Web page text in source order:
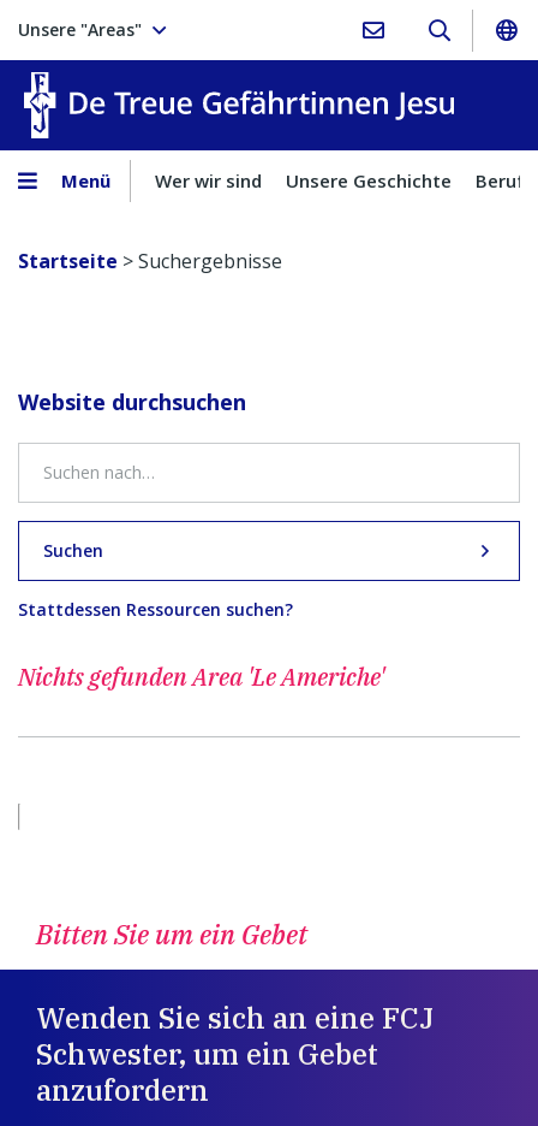
Unsere "Areas"
Menü Wer wir sind Unsere Geschichte
Startseite >Suchergebnisse
Website durchsuchen
Suchen
Stattdessen Ressourcen suchen?
Nichts gefundenArea 'Le Americhe'
Bitten Sie um ein Gebet
Wenden Sie sich an eine FCJ
Schwester, um ein Gebet
anzufordern